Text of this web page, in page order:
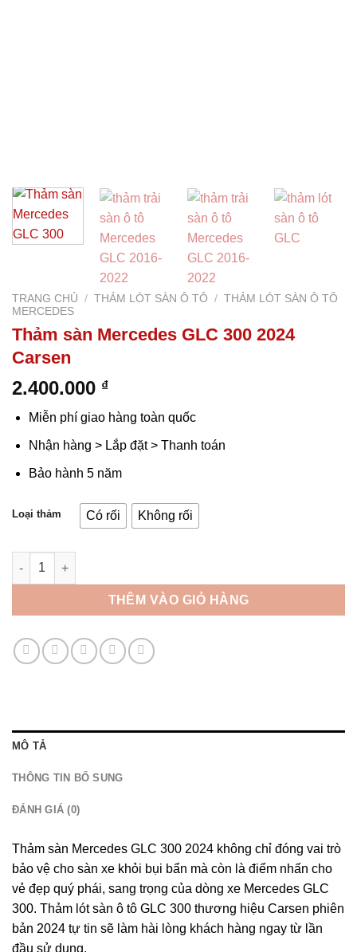
TRANG CHỦ / THẢM LÓT SÀN Ô TÔ / THẢM LÓT SÀN Ô TÔ
MERCEDES
Thảm sàn Mercedes GLC 300 2024
Carsen
2.400.000 ₫
Miễn phí giao hàng toàn quốc
Nhận hàng > Lắp đặt > Thanh toán
Bảo hành 5 năm
Loại thảm Có rối Không rối
Thảm sàn Mercedes GLC 300 2024 Carsen số lượng
THÊM VÀO GIỎ HÀNG
MÔ TẢ
THÔNG TIN BỔ SUNG
ĐÁNH GIÁ (0)
Thảm sàn Mercedes GLC 300 2024 không chỉ đóng vai trò
bảo vệ cho sàn xe khỏi bụi bẩn mà còn là điểm nhấn cho
vẻ đẹp quý phái, sang trọng của dòng xe Mercedes GLC
300. Thảm lót sàn ô tô GLC 300 thương hiệu Carsen phiên
bản 2024 tự tin sẽ làm hài lòng khách hàng ngay từ lần
đầu sử dụng.